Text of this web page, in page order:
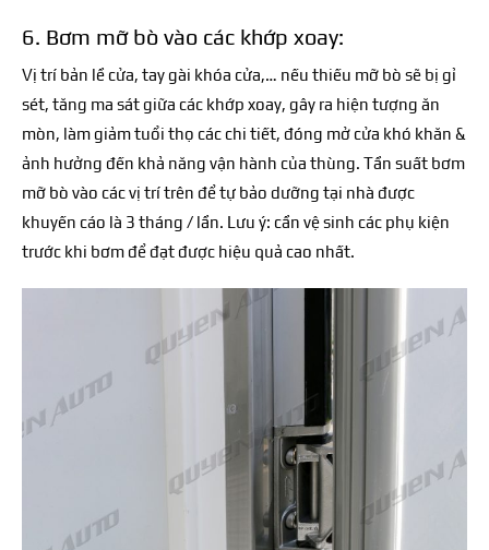
6. Bơm mỡ bò vào các khớp xoay:
Vị trí bản lề cửa, tay gài khóa cửa,… nếu thiếu mỡ bò sẽ bị gỉ
sét, tăng ma sát giữa các khớp xoay, gây ra hiện tượng ăn
mòn, làm giảm tuổi thọ các chi tiết, đóng mở cửa khó khăn &
ảnh hưởng đến khả năng vận hành của thùng. Tần suất bơm
mỡ bò vào các vị trí trên để tự bảo dưỡng tại nhà được
khuyến cáo là 3 tháng / lần. Lưu ý: cần vệ sinh các phụ kiện
trước khi bơm để đạt được hiệu quả cao nhất.